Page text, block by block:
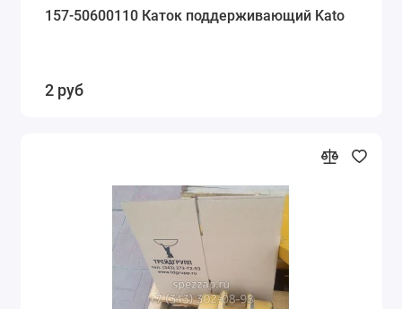
157-50600110 Каток поддерживающий Kato
2 руб